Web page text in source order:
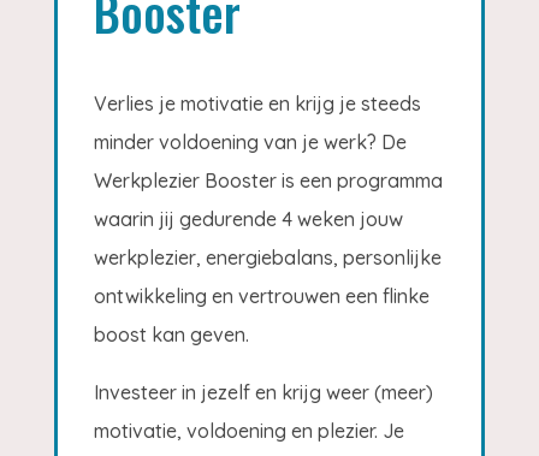
Verlies je motivatie en krijg je steeds
minder voldoening van je werk? De
Werkplezier Booster is een programma
waarin jij gedurende 4 weken jouw
werkplezier, energiebalans, personlijke
ontwikkeling en vertrouwen een flinke
boost kan geven.
Investeer in jezelf en krijg weer (meer)
motivatie, voldoening en plezier. Je